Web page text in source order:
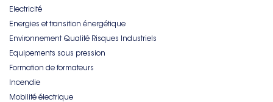
Electricité
Energies et transition énergétique
Environnement Qualité Risques Industriels
Equipements sous pression
Formation de formateurs
Incendie
Mobilité électrique